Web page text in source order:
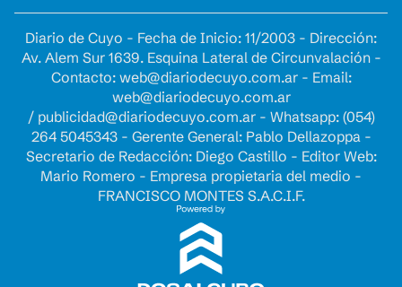
Diario de Cuyo - Fecha de Inicio: 11/2003 - Dirección:
Av. Alem Sur 1639. Esquina Lateral de Circunvalación -
Contacto: web@diariodecuyo.com.ar- Email:
web@diariodecuyo.com.ar
/ publicidad@diariodecuyo.com.ar- Whatsapp: (054)
264 5045343 - Gerente General: Pablo Dellazoppa -
Secretario de Redacción: Diego Castillo - Editor Web:
Mario Romero - Empresa propietaria del medio -
FRANCISCO MONTES S.A.C.I.F.